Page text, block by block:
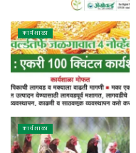
कार्यशाळा
कार्यशाळा